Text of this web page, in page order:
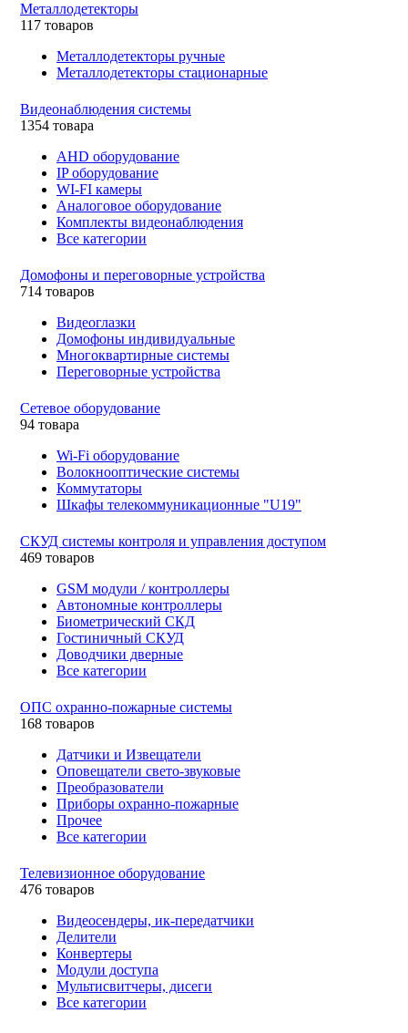
Металлодетекторы
117 товаров
Металлодетекторы ручные
Металлодетекторы стационарные
Видеонаблюдения cистемы
1354 товара
AHD оборудование
IP оборудование
WI-FI камеры
Аналоговое оборудование
Комплекты видеонаблюдения
Все категории
Домофоны и переговорные устройства
714 товаров
Видеоглазки
Домофоны индивидуальные
Многоквартирные системы
Переговорные устройства
Сетевое оборудование
94 товара
Wi-Fi оборудование
Волокнооптические системы
Коммутаторы
Шкафы телекоммуникационные "U19"
СКУД системы контроля и управления доступом
469 товаров
GSM модули / контроллеры
Автономные контроллеры
Биометрический СКД
Гостиничный СКУД
Доводчики дверные
Все категории
ОПС охранно-пожарные системы
168 товаров
Датчики и Извещатели
Оповещатели свето-звуковые
Преобразователи
Приборы охранно-пожарные
Прочее
Все категории
Телевизионное оборудование
476 товаров
Видеосендеры, ик-передатчики
Делители
Конвертеры
Модули доступа
Мультисвитчеры, дисеги
Все категории